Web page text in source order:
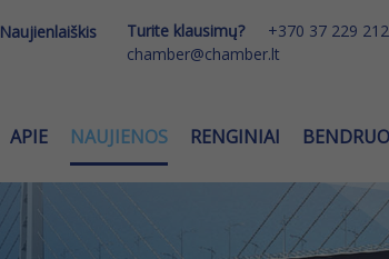
Naujienlaiškis Turite klausimų?
+370 37 229 212
chamber@chamber.lt
APIE NAUJIENOS RENGINIAI